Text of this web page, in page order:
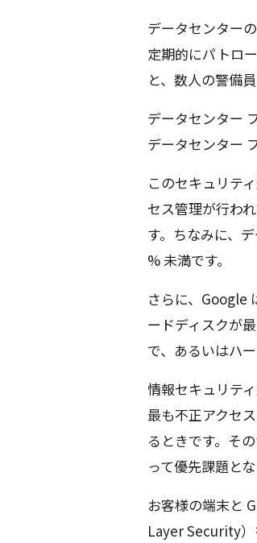
データセンター
定期的にパトロ
と、数人の警備
データセンター
データセンター
このセキュリテ
セス管理が行わ
す。ちなみに、
% 未満です。
さらに、Google
ードディスクが
で、あるいはハ
情報セキュリテ
最も不正アクセ
るときです。そ
って優先課題とな
お客様の端末と
Layer Security）